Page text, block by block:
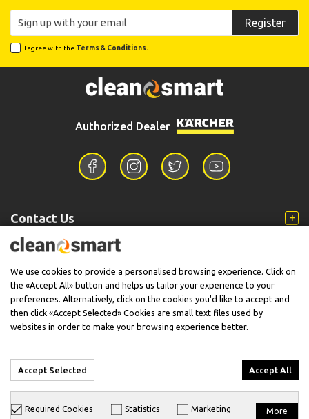
Register
I agree with the Terms & Conditions.
Authorized Dealer
Contact Us
Information
Support
© 2026 CleanSmart - Kärcher Reseller & Service Provider.
We use cookies to provide a personalised browsing experience. Click on
the «Accept All» button and helps us tailor your experience to your
preferences. Alternatively, click on the cookies you'd like to accept and
then click «Accept Selected» Cookies are small text files used by
websites in order to make your browsing experience better.
Accept Selected Accept All
Required Cookies Statistics Marketing More